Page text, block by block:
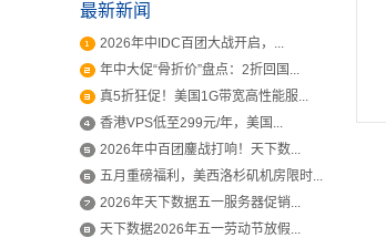
最新新闻
2026年中IDC百团大战开启，...
年中大促“骨折价”盘点：2折回国...
真5折狂促！美国1G带宽高性能服...
香港VPS低至299元/年，美国...
2026年中百团鏖战打响！天下数...
五月重磅福利，美西洛杉矶机房限时...
2026年天下数据五一服务器促销...
天下数据2026年五一劳动节放假...